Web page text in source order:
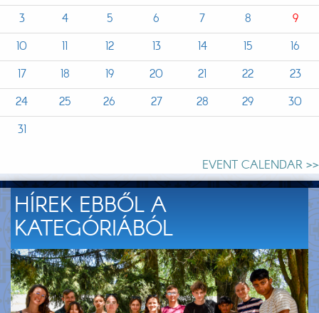
3
4 5 6 7 8
9
10
11 12 13 14 15
16
17
18 19 20 21 22
23
24
25 26 27 28 29
30
31
EVENT CALENDAR >>
HÍREK EBBŐL A
KATEGÓRIÁBÓL